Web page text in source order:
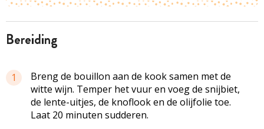
bereiding
1
Breng de bouillon aan de kook samen met de
witte wijn. Temper het vuur en voeg de snijbiet,
de lente-uitjes, de knoflook en de olijfolie toe.
Laat 20 minuten sudderen.